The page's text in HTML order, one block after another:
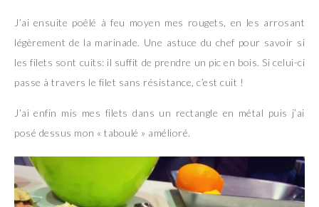
J’ai ensuite poêlé à feu moyen mes rougets, en les arrosant
légèrement de la marinade. Une astuce du chef pour savoir si
les filets sont cuits: il suffit de prendre un pic en bois. Si celui-ci
passe à travers le filet sans résistance, c’est cuit !
J’ai enfin mis mes filets dans un rectangle en métal puis j’ai
posé dessus mon « taboulé » amélioré.